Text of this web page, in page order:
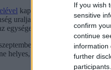
If you wish
sensitive
confirm
continue
information
further
kapcsolatban azt mondta:
uralja az új rendszert, akkor
egységes rendszert forrásokkal
indítása még
helyes, ha úgy növelnék a